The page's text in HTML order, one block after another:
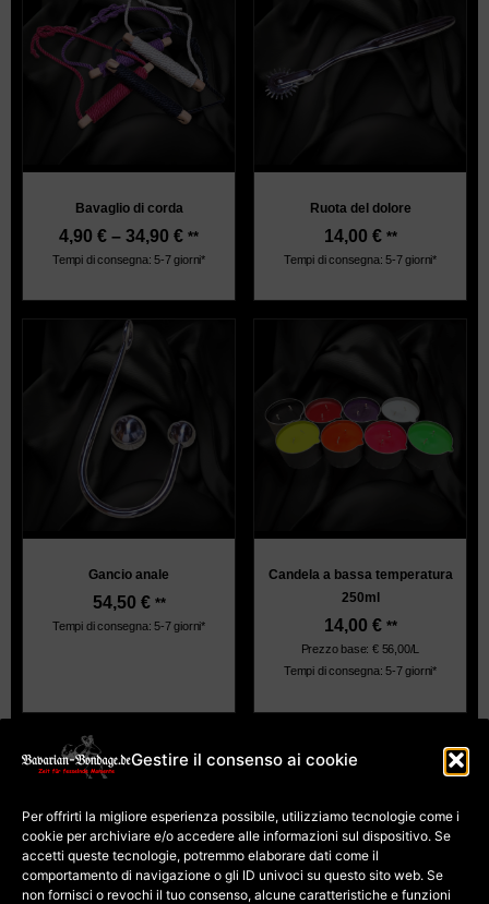
Gestire il consenso ai cookie
Per offrirti la migliore esperienza possibile, utilizziamo tecnologie come i
cookie per archiviare e/o accedere alle informazioni sul dispositivo. Se
accetti queste tecnologie, potremmo elaborare dati come il
comportamento di navigazione o gli ID univoci su questo sito web. Se
non fornisci o revochi il tuo consenso, alcune caratteristiche e funzioni
Bavaglio di corda
4,90 € – 34,90 € **
Tempi di consegna: 5-7 giorni*
Ruota del dolore
14,00 € **
Tempi di consegna: 5-7 giorni*
Gancio anale
54,50 € **
Tempi di consegna: 5-7 giorni*
Candela a bassa temperatura
250ml
14,00 € **
Prezzo base: € 56,00/L
Tempi di consegna: 5-7 giorni*
Protezione dei dati
Politica sui cookie (UE)
Pagamento e
spedizione
Diritto di recesso per i
corsi
Diritto di recesso per la
merce